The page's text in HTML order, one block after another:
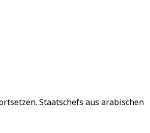
Staatschefs aus arabischen